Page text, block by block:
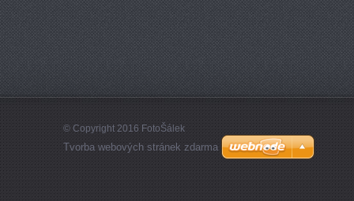
© Copyright 2016 FotoŠálek
Tvorba webových stránek zdarma